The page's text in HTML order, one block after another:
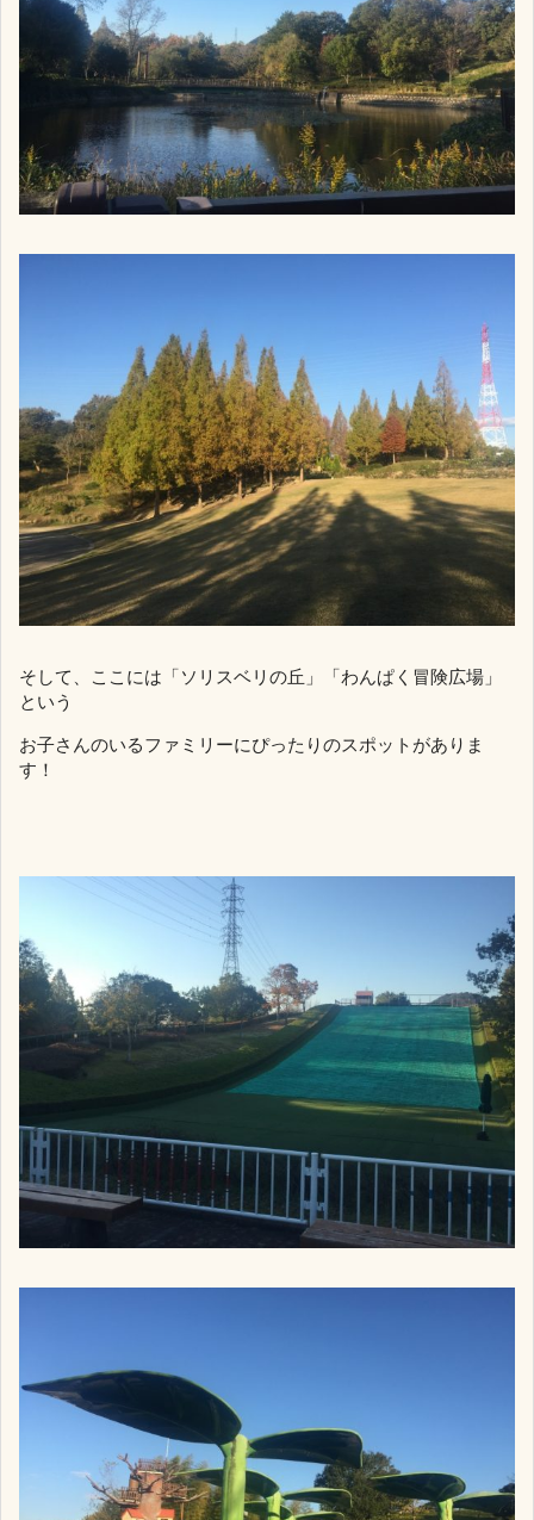
そして、ここには「ソリスベリの丘」「わんぱく冒険広場」
という
お子さんのいるファミリーにぴったりのスポットがありま
す！